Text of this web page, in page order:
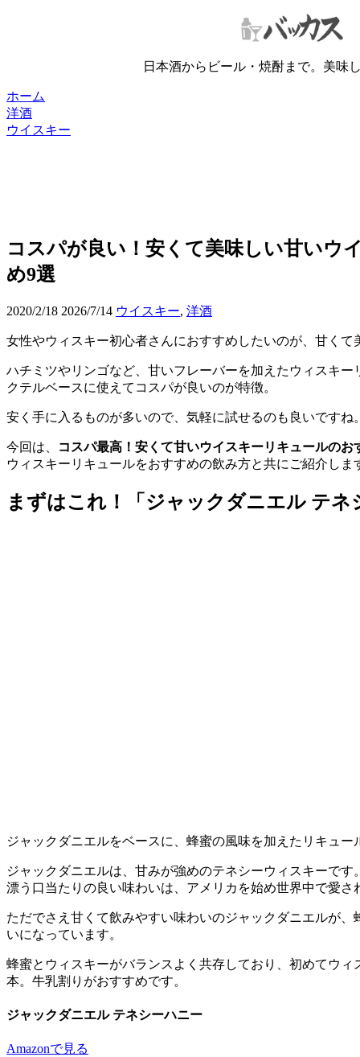
日本酒からビール・焼酎まで。美味
ホーム
洋酒
ウイスキー
コスパが良い！安くて美味しい甘いウ
め9選
2020/2/18 2026/7/14 ウイスキー, 洋酒
女性やウィスキー初心者さんにおすすめしたいのが、甘く
ハチミツやリンゴなど、甘いフレーバーを加えたウィスキ
クテルベースに使えてコスパが良いのが特徴。
安く手に入るものが多いので、気軽に試せるのも良いですね
今回は、
コスパ最高！安くて甘いウイスキーリキュールのお
ウィスキーリキュールをおすすめの飲み方と共にご紹介しま
まずはこれ！「ジャックダニエル テネ
ジャックダニエルをベースに、蜂蜜の風味を加えたリキュー
ジャックダニエルは、甘みが強めのテネシーウィスキーで
漂う口当たりの良い味わいは、アメリカを始め世界中で愛さ
ただでさえ甘くて飲みやすい味わいのジャックダニエルが
いになっています。
蜂蜜とウィスキーがバランスよく共存しており、初めてウ
本。牛乳割りがおすすめです。
ジャックダニエル テネシーハニー
Amazonで見る